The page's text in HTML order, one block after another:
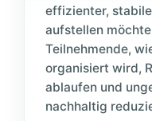
effizienter,
aufstellen
Teilnehmende,
organisiert wird,
ablaufen und
nachhaltig